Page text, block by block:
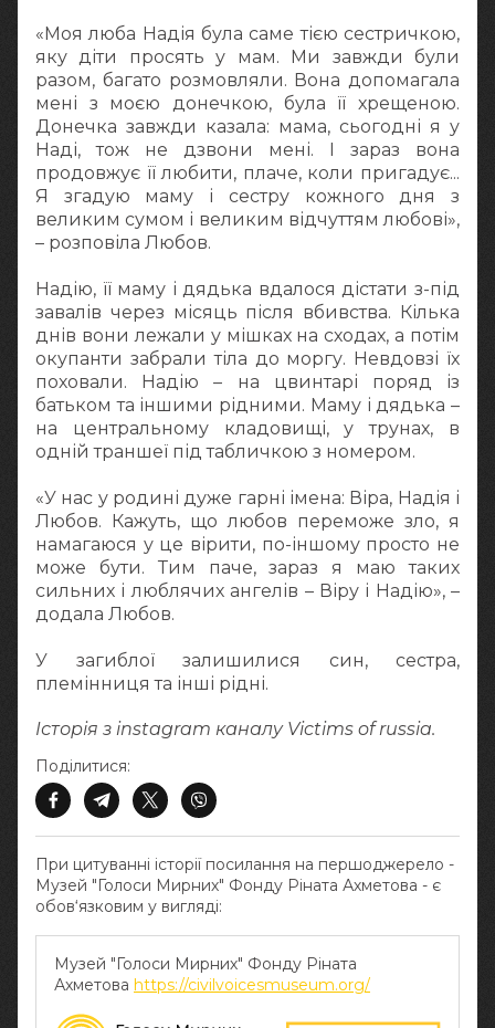
«Моя люба Надія була саме тією сестричкою,
яку діти просять у мам. Ми завжди були
разом, багато розмовляли. Вона допомагала
мені з моєю донечкою, була її хрещеною.
Донечка завжди казала: мама, сьогодні я у
Наді, тож не дзвони мені. І зараз вона
продовжує її любити, плаче, коли пригадує...
Я згадую маму і сестру кожного дня з
великим сумом і великим відчуттям любові»,
– розповіла Любов.
Надію, її маму і дядька вдалося дістати з-під
завалів через місяць після вбивства. Кілька
днів вони лежали у мішках на сходах, а потім
окупанти забрали тіла до моргу. Невдовзі їх
поховали. Надію – на цвинтарі поряд із
батьком та іншими рідними. Маму і дядька –
на центральному кладовищі, у трунах, в
одній траншеї під табличкою з номером.
«У нас у родині дуже гарні імена: Віра, Надія і
Любов. Кажуть, що любов переможе зло, я
намагаюся у це вірити, по-іншому просто не
може бути. Тим паче, зараз я маю таких
сильних і люблячих ангелів – Віру і Надію», –
додала Любов.
У загиблої залишилися син, сестра,
племінниця та інші рідні.
Історія з instagram каналу Victims of russia.
При цитуванні історії посилання на першоджерело -
Музей "Голоси Мирних" Фонду Ріната Ахметова - є
обов‘язковим у вигляді:
Музей "Голоси Мирних" Фонду Ріната
Ахметова https://civilvoicesmuseum.org/
Поділитися: